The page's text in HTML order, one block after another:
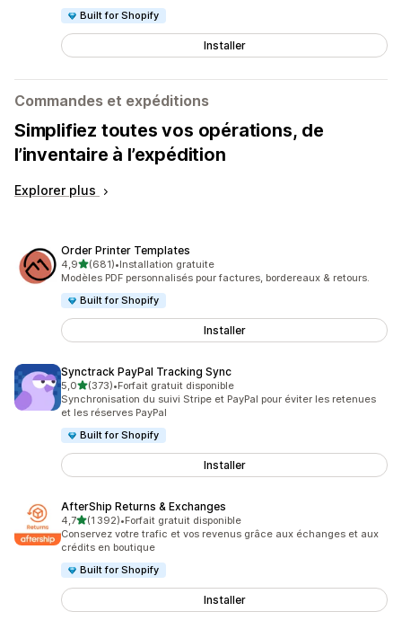
Built for Shopify
Installer
Commandes et expéditions
Simplifiez toutes vos opérations, de
l’inventaire à l’expédition
Explorer plus
Order Printer Templates
4,9étoile(s) sur 5
(681)
681 avis au total
•Installation gratuite
Modèles PDF personnalisés pour factures, bordereaux & retours.
Built for Shopify
Installer
Synctrack PayPal Tracking Sync
5,0étoile(s) sur 5
(373)
373 avis au total
•Forfait gratuit disponible
Synchronisation du suivi Stripe et PayPal pour éviter les retenues
et les réserves PayPal
Built for Shopify
Installer
AfterShip Returns & Exchanges
4,7étoile(s) sur 5
(1 392)
1392 avis au total
•Forfait gratuit disponible
Conservez votre trafic et vos revenus grâce aux échanges et aux
crédits en boutique
Built for Shopify
Installer